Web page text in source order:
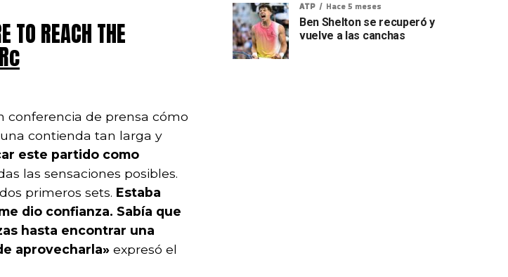
TO REACH THE
conferencia de prensa cómo
contienda tan larga y
este partido como
las sensaciones posibles.
primeros sets. Estaba
dio confianza. Sabía que
hasta encontrar una
aprovecharla» expresó el
ATP Hace 5 meses
Ben Shelton se recuperó y
vuelve a las canchas